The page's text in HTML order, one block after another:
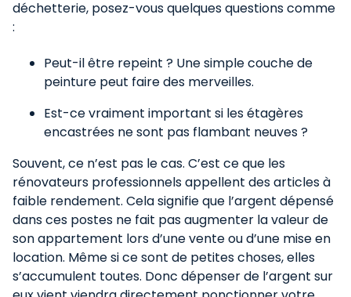
déchetterie, posez-vous quelques questions comme
:
Peut-il être repeint ? Une simple couche de
peinture peut faire des merveilles.
Est-ce vraiment important si les étagères
encastrées ne sont pas flambant neuves ?
Souvent, ce n’est pas le cas. C’est ce que les
rénovateurs professionnels appellent des articles à
faible rendement. Cela signifie que l’argent dépensé
dans ces postes ne fait pas augmenter la valeur de
son appartement lors d’une vente ou d’une mise en
location. Même si ce sont de petites choses, elles
s’accumulent toutes. Donc dépenser de l’argent sur